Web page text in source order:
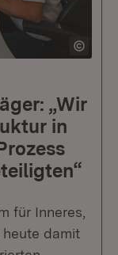
„Wir
in
für Inneres,
damit